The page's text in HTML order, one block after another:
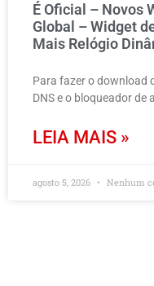
É Oficial – Novos
Global – Widget
Mais Relógio
Para fazer o download
DNS e o bloqueador de
LEIA MAIS »
agosto 5, 2026 Nenhum